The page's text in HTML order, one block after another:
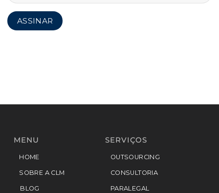
MENU
HOME
SOBRE A CLM
BLOG
SERVIÇOS
OUTSOURCING
CONSULTORIA
PARALEGAL